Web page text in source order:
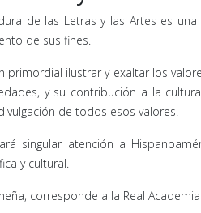
de las Letras y las Artes es
de sus fines.
primordial ilustrar y exaltar los
y su contribución a la
de todos esos valores.
singular atención a
y cultural.
corresponde a la Real